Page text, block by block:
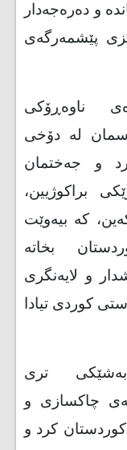
و دەرەجەدار
پێشمەرگەی
ناوه‌ڕۆكی‌
لە دۆخی
و جەختمان
براکوژیین،
کە بیەوێت
بخاتە
و لایەنگری
کوردی تیادا
تری
چاکسازی‌ و
کرد و